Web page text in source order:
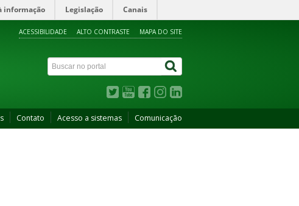
informação Legislação Canais
ACESSIBILIDADE ALTO CONTRASTE MAPA DO SITE
Contato Acesso a sistemas Comunicação